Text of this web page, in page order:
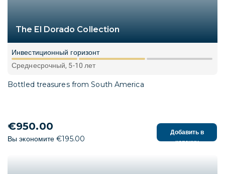
The El Dorado Collection
Инвестиционный горизонт
Среднесрочный, 5-10 лет
Bottled treasures from South America
€950.00
Вы экономите €195.00
Добавить в
корзину